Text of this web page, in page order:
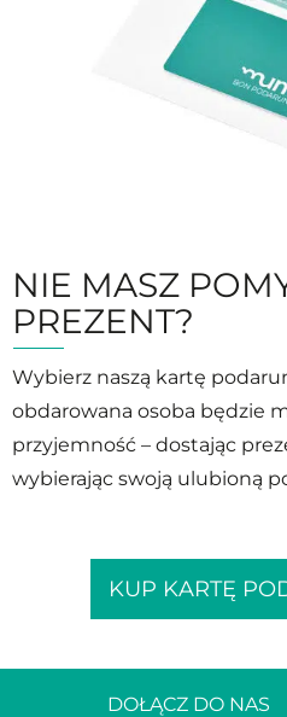
NIE MASZ
PREZENT?
Wybierz naszą kartę
obdarowana osoba będzie
przyjemność – dostając
wybierając swoją ulubioną
KUP KARTĘ
DOŁĄCZ DO NAS